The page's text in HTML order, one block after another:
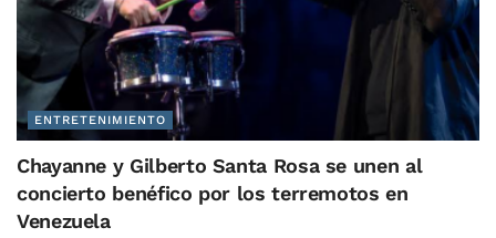
ENTRETENIMIENTO
Chayanne y Gilberto Santa Rosa se unen al
concierto benéfico por los terremotos en
Venezuela